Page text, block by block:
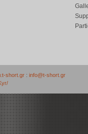
short.gr : info@t-short.gr